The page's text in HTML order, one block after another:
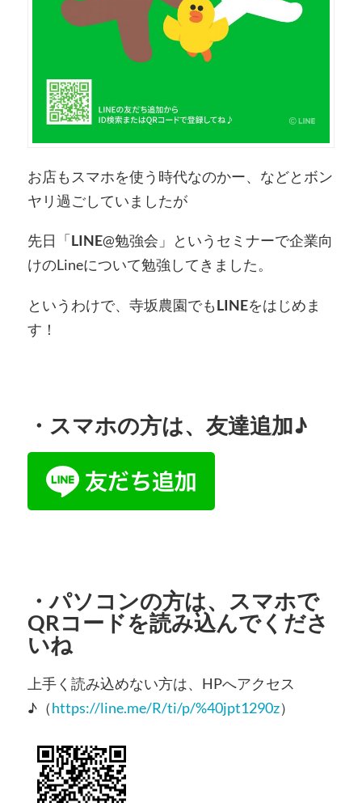
お店もスマホを使う時代なのかー、などとボン
ヤリ過ごしていましたが
先日「LINE@勉強会」というセミナーで企業向
けのLineについて勉強してきました。
というわけで、寺坂農園でもLINEをはじめま
す！
・ スマホの方は、友達追加♪
・パソコンの方は、スマホで
QRコードを読み込んでくださ
いね
上手く読み込めない方は、HPへアクセス
♪（https://line.me/R/ti/p/%40jpt1290z）